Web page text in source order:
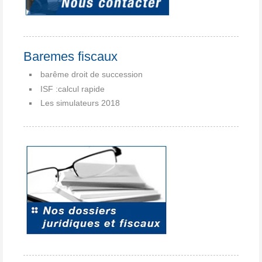
Baremes fiscaux
barême droit de succession
ISF :calcul rapide
Les simulateurs 2018